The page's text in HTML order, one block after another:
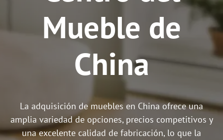
Mueble de
China
La adquisición de muebles en China ofrece una
amplia variedad de opciones, precios competitivos y
una excelente calidad de fabricación, lo que la